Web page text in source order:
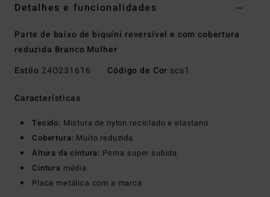
Detalhes e funcionalidades
Parte de baixo de biquíni reversível e com cobertura
reduzida Branco Mulher
Estilo 24O231616 Código de Cor scs1
Características
Tecido: Mistura de nylon reciclado e elastano
Cobertura: Muito reduzida
Altura da cintura: Perna super subida
Cintura média
Placa metálica com a marca